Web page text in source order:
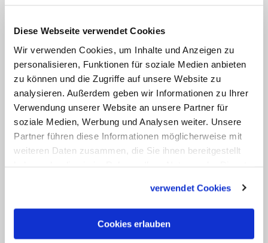
Diese Webseite verwendet Cookies
Wir verwenden Cookies, um Inhalte und Anzeigen zu
personalisieren, Funktionen für soziale Medien anbieten
zu können und die Zugriffe auf unsere Website zu
analysieren. Außerdem geben wir Informationen zu Ihrer
Verwendung unserer Website an unsere Partner für
soziale Medien, Werbung und Analysen weiter. Unsere
Partner führen diese Informationen möglicherweise mit
weiteren Daten zusammen, die Sie ihnen bereitgestellt
verwendet Cookies
Cookies erlauben
Unterdessen berichtet die Katholisch
Nachrichten-Agentur (KNA), dass Woelki
zusammen mit dem Münsteraner
Bischof Felix Genn in Rom sei. Beide
sollen am Donnerstagmorgen auf dem
Weg in Richtung des vatikanischen
Gästehauses Santa Marta gesichtet
seiner Wahl zum Papst residiert. Genn ist
hatte als dienstältester Bischof der